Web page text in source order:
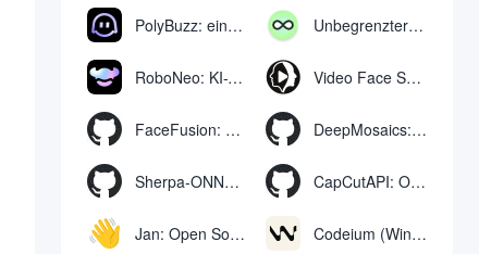
PolyBuzz: eine kostenlose Chat- und Rollenspielplattform für die Interaktion mit KI-Charakteren Unbegrenzter AI-Chat: kostenloses unbegrenztes AI-Chat-Tool
RoboNeo: KI-Tool zur Erstellung und Bearbeitung von Videos und Bildern per Chat Video Face Swap
FaceFusion: Video Face Swap Enhancement Tool | Voice Sync Video Mouth Moves DeepMosaics: Automatisches Entfernen von Mosaiken aus oder Hinzufügen von Mosaiken zu Bildern und Videos
Sherpa-ONNX: Offline-Spracherkennung und -synthese mit ONNXRuntime CapCutAPI: Open-Source-Tool zur automatischen Steuerung von CapCut-Videoclips
Jan: Open Source Offline-KI-Assistent, ChatGPT-Ersatz, lokale KI-Modelle oder Verbindung zur Cloud-KI Codeium (Windsurf Editor): kostenloses KI-Code-Vervollständigungs- und Chat-Tool, Windsurf schreibt den kompletten Projektcode in einer dialogorientierten Weise